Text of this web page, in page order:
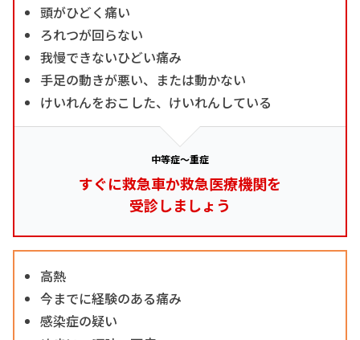
頭がひどく痛い
ろれつが回らない
我慢できないひどい痛み
手足の動きが悪い、または動かない
けいれんをおこした、けいれんしている
中等症～重症
すぐに救急車か救急医療機関を
受診しましょう
高熱
今までに経験のある痛み
感染症の疑い